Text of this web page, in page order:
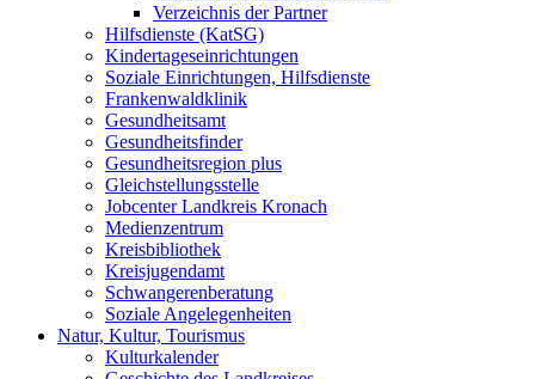
Verzeichnis der Partner
Hilfsdienste (KatSG)
Kindertageseinrichtungen
Soziale Einrichtungen, Hilfsdienste
Frankenwaldklinik
Gesundheitsamt
Gesundheitsfinder
Gesundheitsregion plus
Gleichstellungsstelle
Jobcenter Landkreis Kronach
Medienzentrum
Kreisbibliothek
Kreisjugendamt
Schwangerenberatung
Soziale Angelegenheiten
Natur, Kultur, Tourismus
Kulturkalender